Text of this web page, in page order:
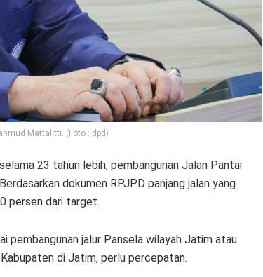
Mattalitti. (Foto : dpd)
23 tahun lebih, pembangunan Jalan Pantai
dokumen RPJPD panjang jalan yang
persen dari target.
pembangunan jalur Pansela wilayah Jatim atau
di Jatim, perlu percepatan.